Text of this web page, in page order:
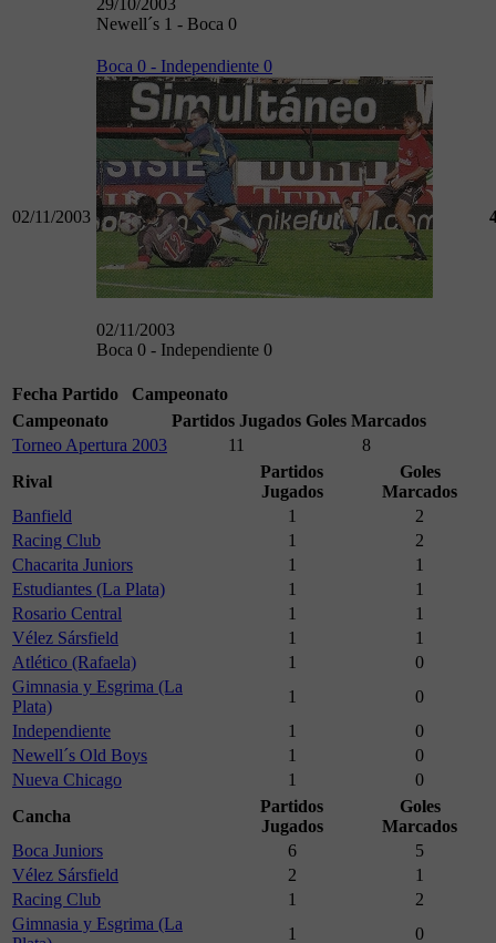
29/10/2003
Newell´s 1 - Boca 0
02/11/2003
Boca 0 - Independiente 0
02/11/2003
Boca 0 - Independiente 0
Fecha Partido
Campeonato
Campeonato
Partidos Jugados Goles Marcados
Torneo Apertura 2003
11
8
Rival
Partidos
Jugados
Goles
Marcados
Banfield
1
2
Racing Club
1
2
Chacarita Juniors
1
1
Estudiantes (La Plata)
1
1
Rosario Central
1
1
Vélez Sársfield
1
1
Atlético (Rafaela)
1
0
Gimnasia y Esgrima (La
Plata)
1
0
Independiente
1
0
Newell´s Old Boys
1
0
Nueva Chicago
1
0
Cancha
Partidos
Jugados
Goles
Marcados
Boca Juniors
6
5
Vélez Sársfield
2
1
Racing Club
1
2
Gimnasia y Esgrima (La
1
0